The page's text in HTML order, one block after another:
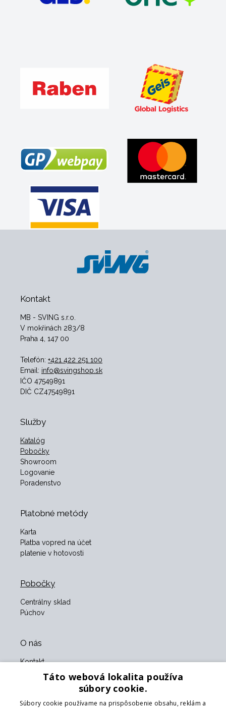
Kontakt
MB - SVING s.r.o.
V mokřinách 283/8
Praha 4, 147 00
Telefón: +421 422 251 100
Email: info@svingshop.sk
IČO 47549891
DIČ CZ47549891
Služby
Katalóg
Pobočky
Showroom
Logovanie
Poradenstvo
Platobné metódy
Karta
Platba vopred na účet
platenie v hotovosti
Pobočky
Centrálny sklad
Púchov
O nás
Kontakt
Obchodné podmienky
Naši partneri
Táto webová lokalita používa
súbory cookie.
Súbory cookie používame na prispôsobenie obsahu, reklám a